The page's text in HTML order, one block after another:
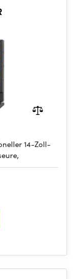
14-Zoll-